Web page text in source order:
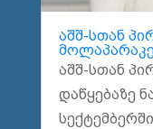
აშშ-სთან
აშშ-სთან
დაწყებაზე